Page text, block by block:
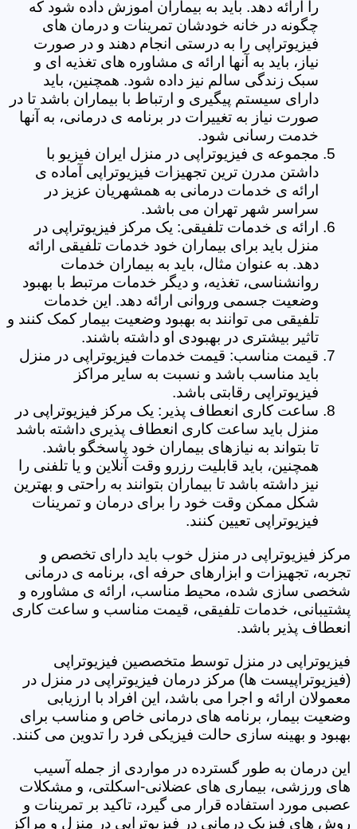
را ارائه دهد. باید به بیماران آموزش داده شود که
چگونه در خانه خودشان تمرینات و درمان های
فیزیوتراپی را به درستی انجام دهند و در صورت
نیاز، باید به آنها ارائه ی مشاوره های تغذیه ای و
سبک زندگی سالم نیز داده شود. همچنین، باید
دارای سیستم پیگیری و ارتباط با بیماران باشد تا در
صورت نیاز به تغییرات در برنامه ی درمانی، به آنها
خدمت رسانی شود.
مجموعه ی فیزیوتراپی در منزل ایران فیزیو با
داشتن مدرن ترین تجهیزات فیزیوتراپی آماده ی
ارائه ی خدمات درمانی به همشهریان عزیز در
سراسر شهر تهران می باشد.
ارائه ی خدمات تلفیقی: یک مرکز فیزیوتراپی در
منزل باید برای بیماران خود خدمات تلفیقی ارائه
دهد. به عنوان مثال، باید به بیماران خدمات
روانشناسی، تغذیه، و دیگر خدمات مرتبط با بهبود
وضعیت جسمی وروانی ارائه دهد. این خدمات
تلفیقی می توانند به بهبود وضعیت بیمار کمک کنند و
تاثیر بیشتری در بهبودی او داشته باشند.
قیمت مناسب: قیمت خدمات فیزیوتراپی در منزل
باید مناسب باشد و نسبت به سایر مراکز
فیزیوتراپی رقابتی باشد.
ساعت کاری انعطاف پذیر: یک مرکز فیزیوتراپی در
منزل باید ساعت کاری انعطاف پذیری داشته باشد
تا بتواند به نیازهای بیماران خود پاسخگو باشد.
همچنین، باید قابلیت رزرو وقت آنلاین و یا تلفنی را
نیز داشته باشد تا بیماران بتوانند به راحتی و بهترین
شکل ممکن وقت خود را برای درمان و تمرینات
فیزیوتراپی تعیین کنند.
مرکز فیزیوتراپی در منزل خوب باید دارای تخصص و
تجربه، تجهیزات و ابزارهای حرفه ای، برنامه ی درمانی
شخصی سازی شده، محیط مناسب، ارائه ی مشاوره و
پشتیبانی، خدمات تلفیقی، قیمت مناسب و ساعت کاری
انعطاف پذیر باشد.
فیزیوتراپی در منزل توسط متخصصین فیزیوتراپی
(فیزیوتراپیست ها) مرکز درمان فیزیوتراپی در منزل در
معمولان ارائه و اجرا می باشد، این افراد با ارزیابی
وضعیت بیمار، برنامه های درمانی خاص و مناسب برای
بهبود و بهینه سازی حالت فیزیکی فرد را تدوین می کنند.
این درمان به طور گسترده در مواردی از جمله آسیب
های ورزشی، بیماری های عضلانی-اسکلتی، و مشکلات
عصبی مورد استفاده قرار می گیرد، تاکید بر تمرینات و
روش های فیزیک درمانی در فیزیوتراپی در منزل و مراکز